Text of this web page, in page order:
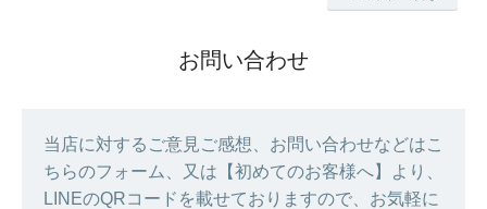
お問い合わせ
当店に対するご意見ご感想、お問い合わせなどはこ
ちらのフォーム、又は【初めてのお客様へ】より、
LINEのQRコードを載せておりますので、お気軽に